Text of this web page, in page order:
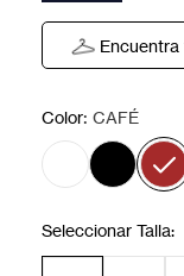
Encuentra
Color: CAFÉ